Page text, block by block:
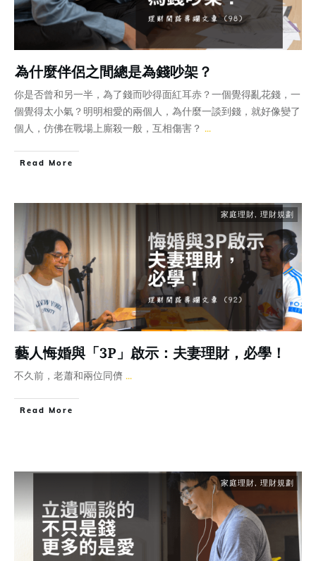
為什麼伴侶之間總是為錢吵架？
你是否曾和另一半，為了錢而吵得面紅耳赤？一個覺得亂花錢，一
個覺得太小氣？明明相愛的兩個人，為什麼一談到錢，就好像變了
個人，仿佛在戰場上廝殺一般，互相傷害？ ...
Read More
家庭理財, 理財規劃
藝人悔婚與「3P」啟示：夫妻理財，必學！
不久前，老蕭和兩位同儕 ...
Read More
家庭理財, 理財規劃